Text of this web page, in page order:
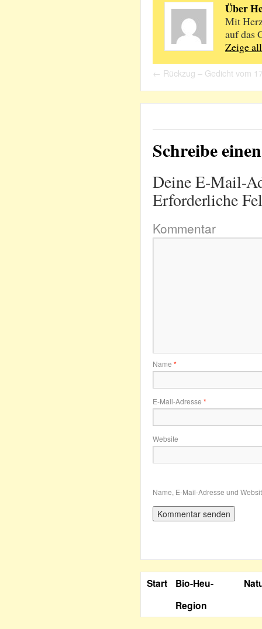
Über
Mit
auf das
Zeige
← Rückzug – Gedicht vom
Schreibe
Deine E-Mail-
Erforderliche
Kommentar
Name *
E-Mail-Adresse *
Website
Name, E-Mail-Adresse und
Start
Bio-Heu-
Region